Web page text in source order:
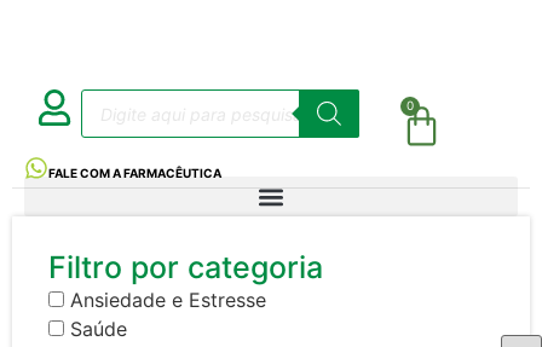
0
FALE COM A FARMACÊUTICA
Filtro por categoria
Ansiedade e Estresse
Saúde